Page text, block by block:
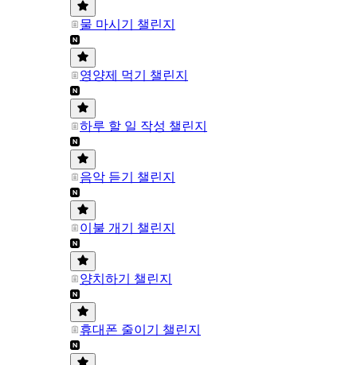
물 마시기 챌린지
영양제 먹기 챌린지
하루 할 일 작성 챌린지
음악 듣기 챌린지
이불 개기 챌린지
양치하기 챌린지
휴대폰 줄이기 챌린지